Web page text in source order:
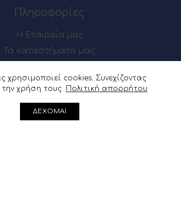
Πληροφορίες
Η Εταιρεία μας
Τα καταστήματα μας
χρησιμοποιεί cookies. Συνεχίζοντας
χρήση τους. Πολιτική απορρήτου
ΔΕΧΟΜΑΙ